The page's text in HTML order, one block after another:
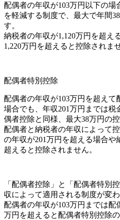
配偶者の年収が103万円以下の場
を軽減する制度で、最大で年間
す。
納税者の年収が1,120万円を超え
1,220万円を超えると控除されま
配偶者特別控除
配偶者の年収が103万円を超えて
場合でも、年収201万円までは
偶者控除と同様、最大38万円の
配偶者と納税者の年収によって
の年収が201万円を超える場合や
超えると控除されません。
「配偶者控除」と「配偶者特別
収によって適用される制度が変わ
配偶者の年収が103万円までは配
万円を超えると配偶者特別控除の